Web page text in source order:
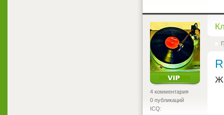
<
4 комментария
0 публикаций
ICQ: